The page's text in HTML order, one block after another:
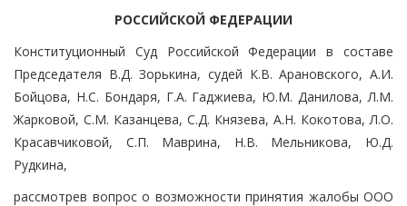
РОССИЙСКОЙ ФЕДЕРАЦИИ
Конституционный Суд Российской Федерации в составе
Председателя В.Д. Зорькина, судей К.В. Арановского, А.И.
Бойцова, Н.С. Бондаря, Г.А. Гаджиева, Ю.М. Данилова, Л.М.
Жарковой, С.М. Казанцева, С.Д. Князева, А.Н. Кокотова, Л.О.
Красавчиковой, С.П. Маврина, Н.В. Мельникова, Ю.Д.
Рудкина,
рассмотрев вопрос о возможности принятия жалобы ООО